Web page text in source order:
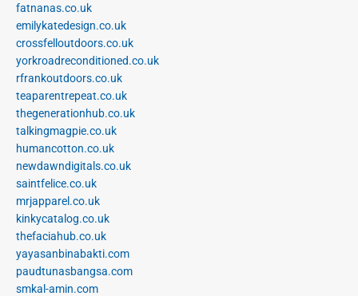
fatnanas.co.uk
emilykatedesign.co.uk
crossfelloutdoors.co.uk
yorkroadreconditioned.co.uk
rfrankoutdoors.co.uk
teaparentrepeat.co.uk
thegenerationhub.co.uk
talkingmagpie.co.uk
humancotton.co.uk
newdawndigitals.co.uk
saintfelice.co.uk
mrjapparel.co.uk
kinkycatalog.co.uk
thefaciahub.co.uk
yayasanbinabakti.com
paudtunasbangsa.com
smkal-amin.com